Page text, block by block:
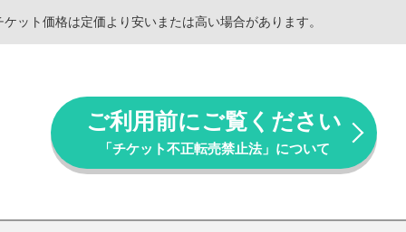
ット価格は定価より安いまたは高い場合があります。
ご利用前にご覧ください
「チケット不正転売禁止法」について